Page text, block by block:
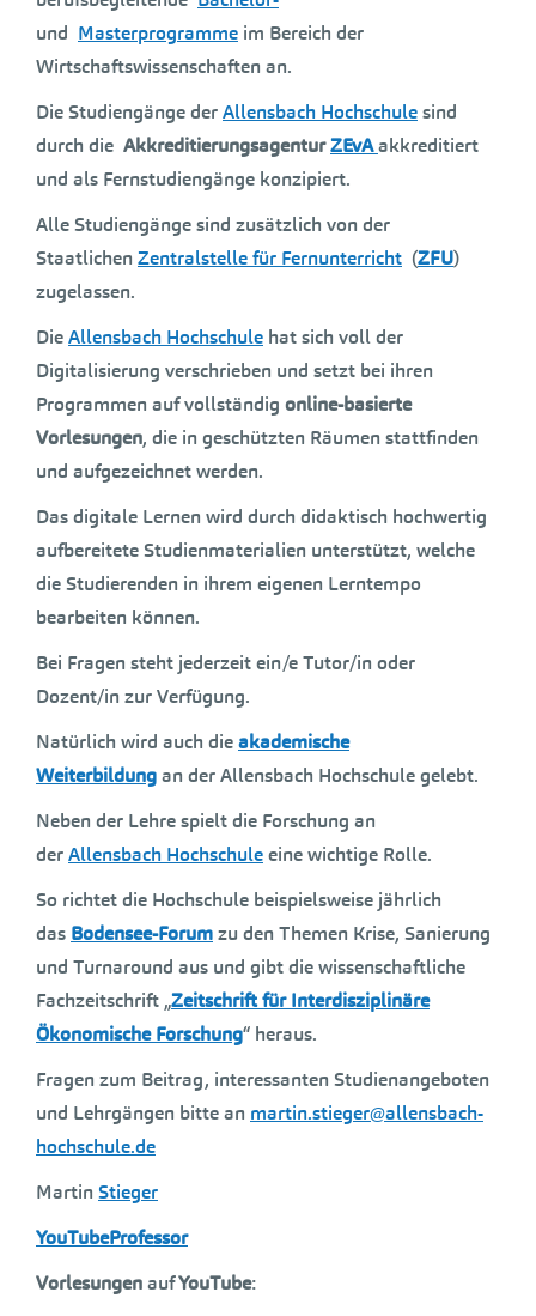
und Masterprogramme im Bereich der
Wirtschaftswissenschaften an.
Die Studiengänge derAllensbach Hochschulesind
durch die AkkreditierungsagenturZEvAakkreditiert
und als Fernstudiengänge konzipiert.
Alle Studiengänge sind zusätzlich von der
Staatlichen Zentralstelle für Fernunterricht (ZFU)
zugelassen.
DieAllensbach Hochschule hat sich voll der
Digitalisierung verschrieben und setzt bei ihren
Programmen auf vollständig online-basierte
Vorlesungen, die in geschützten Räumen stattfinden
und aufgezeichnet werden.
Das digitale Lernen wird durch didaktisch hochwertig
aufbereitete Studienmaterialien unterstützt, welche
die Studierenden in ihrem eigenen Lerntempo
bearbeiten können.
Bei Fragen steht jederzeit ein/e Tutor/in oder
Dozent/in zur Verfügung.
Natürlich wird auch dieakademische
Weiterbildungan der Allensbach Hochschule gelebt.
Neben der Lehre spielt die Forschung an
derAllensbach Hochschuleeine wichtige Rolle.
So richtet die Hochschule beispielsweise jährlich
das Bodensee-Forumzu den Themen Krise, Sanierung
und Turnaround aus und gibt die wissenschaftliche
Fachzeitschrift „Zeitschrift für Interdisziplinäre
Ökonomische Forschung“ heraus.
Fragen zum Beitrag, interessanten Studienangeboten
und Lehrgängen bitte an martin.stieger@allensbach-
hochschule.de
Martin Stieger
YouTubeProfessor
VorlesungenaufYouTube: